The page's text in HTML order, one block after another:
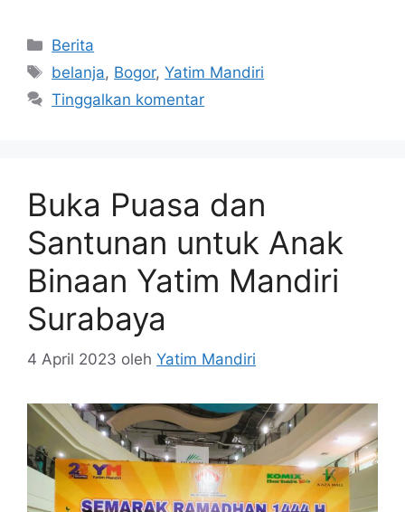
Berita
belanja, Bogor,Yatim Mandiri
Tinggalkan komentar
Buka Puasa dan
Santunan untuk Anak
Binaan Yatim Mandiri
Surabaya
4 April 2023 oleh Yatim Mandiri